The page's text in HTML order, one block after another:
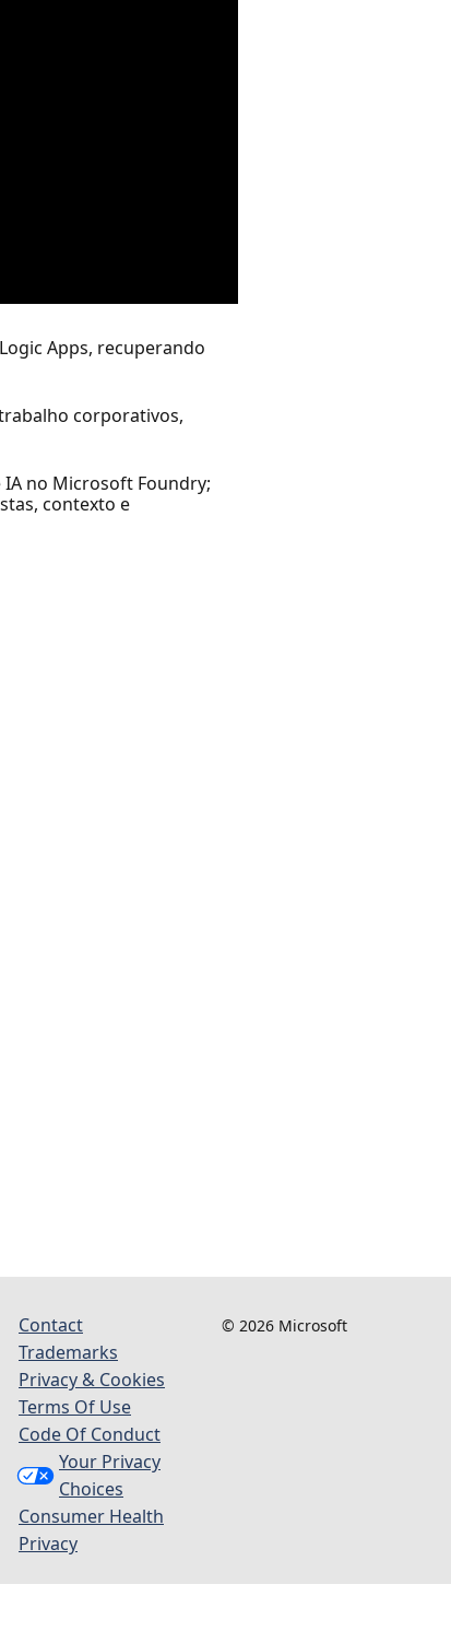
Apps, recuperando
corporativos,
no Microsoft Foundry;
contexto e
Contact
Trademarks
Privacy & Cookies
Terms Of Use
Code Of Conduct
Your Privacy
Choices
Consumer Health
Privacy
© 2026 Microsoft